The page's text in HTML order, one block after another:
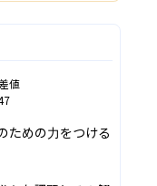
値
ための力をつける